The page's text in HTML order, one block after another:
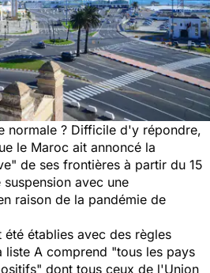
normale ? Difficile d'y répondre,
le Maroc ait annoncé la
" de ses frontières à partir du 15
avec une
raison de la pandémie de
établies avec des règles
A comprend "tous les pays
dont tous ceux de l'Union